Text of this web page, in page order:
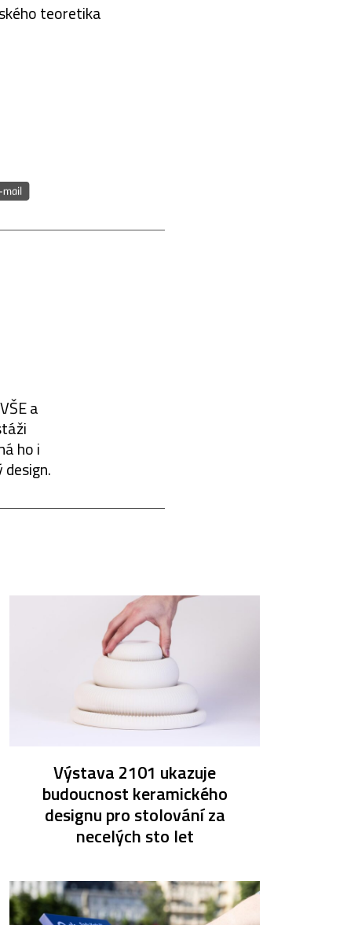
teoretika
a
ho i
Výstava 2101 ukazuje
budoucnost keramického
designu pro stolování za
necelých sto let